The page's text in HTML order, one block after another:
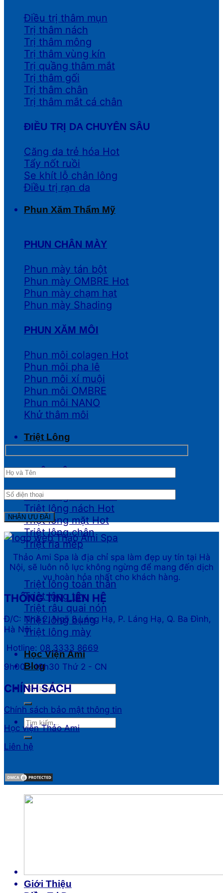
Điều trị thâm mụn
Trị thâm nách
Trị thâm mông
Trị thâm vùng kín
Trị quầng thâm mắt
Trị thâm gối
Trị thâm chân
Trị thâm mắt cá chân
ĐIỀU TRỊ DA CHUYÊN SÂU
Căng da trẻ hóa
Tẩy nốt ruồi
Se khít lỗ chân lông
Điều trị rạn da
Phun Xăm Thẩm Mỹ
PHUN CHÂN MÀY
Phun mày tán bột
Phun mày OMBRE
Phun mày chạm hạt
Phun mày Shading
PHUN XĂM MÔI
Phun môi colagen
Phun môi pha lê
Phun môi xí muội
Phun môi OMBRE
Phun môi NANO
Khử thâm môi
Triệt Lông
TRIỆT LÔNG
Triệt lông Bikini
Triệt lông nách
Triệt lông mặt
Triệt lông chân
Triệt ria mép
Triệt lông toàn thân
Triệt lông tay
Triệt râu quai nón
Triệt lông bụng
Triệt lông mày
Học Viện Ami
Blog
Thảo Ami Spa là địa chỉ spa làm đẹp uy tín tại Hà
Nội, sẽ luôn nỗ lực không ngừng để mang đến dịch
vụ hoàn hỏa nhất cho khách hàng.
THÔNG TIN LIÊN HỆ
Đ/C: Nhà 2, Ngõ 8 Láng Hạ, P. Láng Hạ, Q. Ba Đình,
Hà Nội
Hotline: 08 3333 8669
9h00 - 19h30 Thứ 2 - CN
CHÍNH SÁCH
Chính sách bảo mật thông tin
Học viện Thảo Ami
Liên hệ
Giới Thiệu